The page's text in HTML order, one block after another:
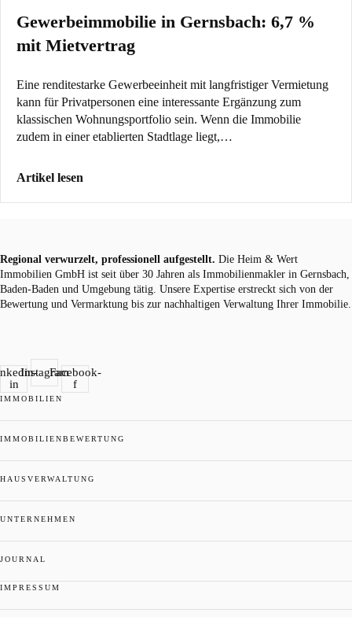
Gewerbeimmobilie in Gernsbach: 6,7 %
mit Mietvertrag
Eine renditestarke Gewerbeeinheit mit langfristiger Vermietung
kann für Privatpersonen eine interessante Ergänzung zum
klassischen Wohnungsportfolio sein. Wenn die Immobilie
zudem in einer etablierten Stadtlage liegt,…
Artikel lesen
Regional verwurzelt, professionell aufgestellt. Die Heim & Wert
Immobilien GmbH ist seit über 30 Jahren als Immobilienmakler in Gernsbach,
Baden-Baden und Umgebung tätig. Unsere Expertise erstreckt sich von der
Bewertung und Vermarktung bis zur nachhaltigen Verwaltung Ihrer Immobilie.
in
InstagramFacebook-
f
IMMOBILIEN
IMMOBILIENBEWERTUNG
HAUSVERWALTUNG
UNTERNEHMEN
JOURNAL
IMPRESSUM